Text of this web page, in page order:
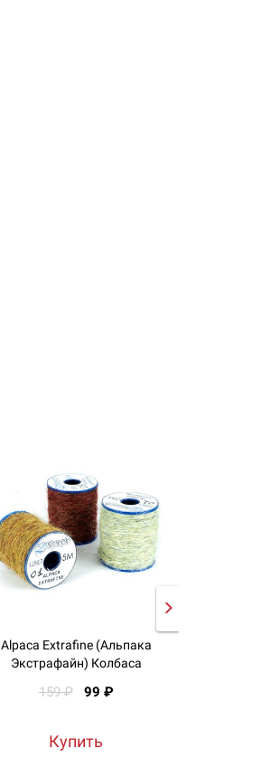
Alpaca Extrafine (Альпака
Экстрафайн) Колбаса
159 ₽ 99 ₽
Купить